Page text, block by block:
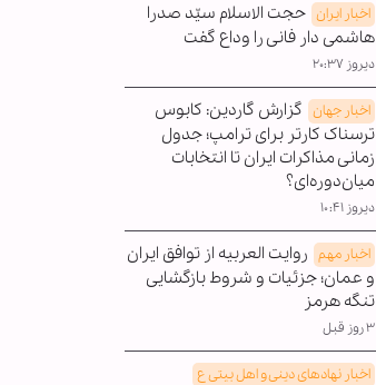
اخبار ایران حجت الاسلام سیّد صدرا
هاشمی دار فانی را وداع گفت
دیروز ۲۰:۳۷
اخبار جهان گزارش گاردین: کابوس
ترسناک کارتر برای ترامپ؛ جدول
زمانی مذاکرات ایران تا انتخابات
میان‌دوره‌ای؟
دیروز ۱۰:۴۱
اخبار مهم روایت العربیه از توافق ایران
و عمان؛ جزئیات و شروط بازگشایی
تنگه هرمز
۳ روز قبل
اخبار نهادهای دینی و اهل بیتی ع